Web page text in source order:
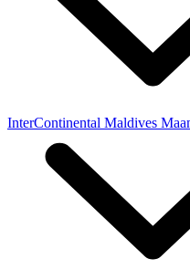
InterContinental Maldives